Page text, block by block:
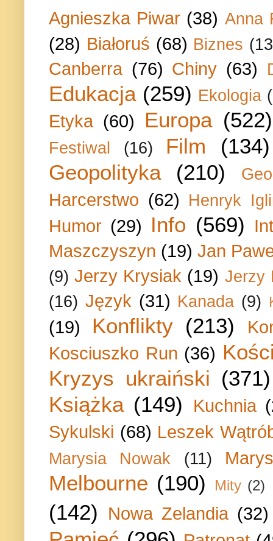
Agnieszka Piwar (38) Anna
(28) Białoruś (68) Biznes
Canberra (76) Chiny (63)
Edukacja (259) Ekologia
Etyka (60) Europa (522)
Festiwal (16) Film
(134)
Geopolityka
(210)
Harcerstwo (62) Henryk
Humor (29) Info (569)
Maszczyszyn (19) Jan
(9) Jerzy Krysiak (19) Jerzy
(16) Język (31) Kanada (9)
(19) Konflikty (213)
Kosciuszko Run (36)
Kryzys ukraiński (371)
Książka (149) Kuchnia
Sykulski (68) Leszek
Marysia Nowak (11)
Melbourne (190) Mity (2)
(142) Nowa Zelandia (32)